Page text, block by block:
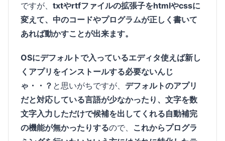
ですが、 txtやrtfファイルの拡張子をhtmlやcssに
変えて、中のコードやプログラムが正しく書いて
あれば動かすことが出来ます。
OSにデフォルトで入っているエディタ使えば新し
くアプリをインストールする必要ないんじ
ゃ・・？ と思いがちですが、 デフォルトのアプリ
だと対応している言語が少なかったり、文字を数
文字入力しただけで候補を出してくれる自動補完
の機能が無かったりするので、 これからプログラ